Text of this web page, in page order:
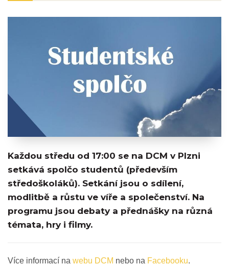
Každou středu od 17:00 se na DCM v Plzni
setkává spolčo studentů (především
středoškoláků). Setkání jsou o sdílení,
modlitbě a růstu ve víře a společenství. Na
programu jsou debaty a přednášky na různá
témata, hry i filmy.
Více informací na webu DCM nebo na Facebooku.